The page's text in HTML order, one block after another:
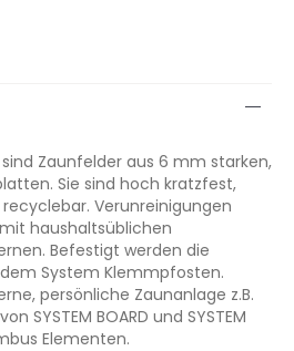
Zaunfelder aus 6 mm starken,
Sie sind hoch kratzfest,
Verunreinigungen
haushaltsüblichen
Befestigt werden die
System Klemmpfosten.
persönliche Zaunanlage z.B.
SYSTEM BOARD und SYSTEM
Elementen.